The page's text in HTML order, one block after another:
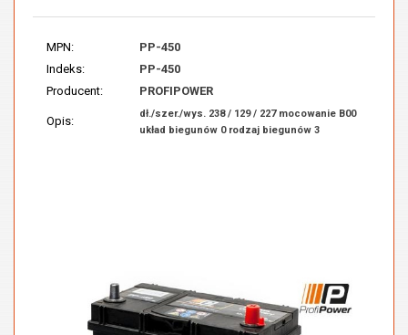
MPN:
PP-450
Indeks:
PP-450
Producent:
PROFIPOWER
Opis:
dł./szer./wys. 238 / 129 / 227 mocowanie B00
układ biegunów 0 rodzaj biegunów 3